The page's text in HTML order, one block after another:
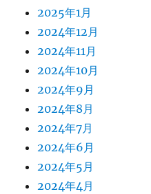
2025年1月
2024年12月
2024年11月
2024年10月
2024年9月
2024年8月
2024年7月
2024年6月
2024年5月
2024年4月